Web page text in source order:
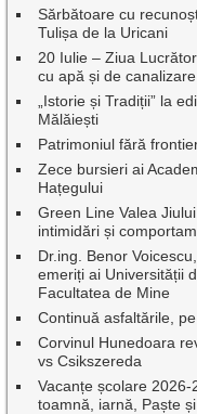
Sărbătoare cu
Tulișa de la Uricani
20 Iulie – Ziua
cu apă și de canalizare
„Istorie și Tradiții” la
Mălăiești
Patrimoniul fără
Zece bursieri ai
Hațegului
Green Line Valea
intimidări și
Dr.ing. Benor
emeriți ai Universității
Facultatea de Mine
Continuă asfaltările,
Corvinul Hunedoara
vs Csikszereda
Vacanțe școlare
toamnă, iarnă, Paște